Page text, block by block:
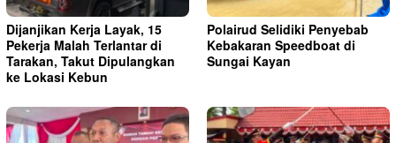
Dijanjikan Kerja Layak, 15
Pekerja Malah Terlantar di
Tarakan, Takut Dipulangkan
ke Lokasi Kebun
Polairud Selidiki Penyebab
Kebakaran Speedboat di
Sungai Kayan